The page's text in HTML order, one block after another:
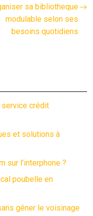
sa bibliotheque
modulable selon ses
besoins quotidiens
service crédit
et solutions à
sur l’interphone ?
poubelle en
gêner le voisinage